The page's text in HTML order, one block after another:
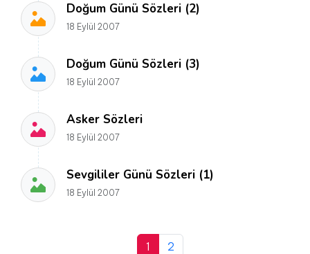
Doğum Günü Sözleri (2)
18 Eylül 2007
Doğum Günü Sözleri (3)
18 Eylül 2007
Asker Sözleri
18 Eylül 2007
Sevgililer Günü Sözleri (1)
18 Eylül 2007
1 2